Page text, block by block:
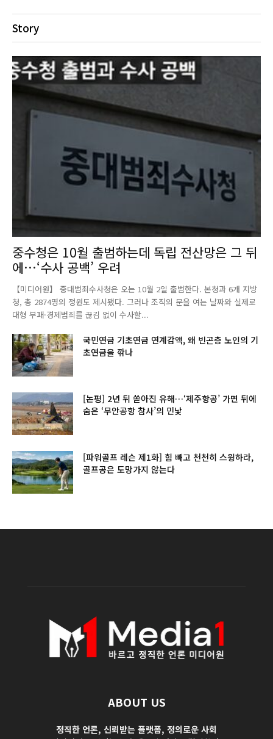
Story
중수청은 10월 출범하는데 독립 전산망은 그 뒤
에…‘수사 공백’ 우려
【미디어원】 중대범죄수사청은 오는 10월 2일 출범한다. 본청과 6개 지방
청, 총 2874명의 정원도 제시됐다. 그러나 조직의 문을 여는 날짜와 실제로
대형 부패·경제범죄를 끊김 없이 수사할...
국민연금 기초연금 연계감액, 왜 빈곤층 노인의 기
초연금을 깎나
[논평] 2년 뒤 쏟아진 유해…‘제주항공’ 가면 뒤에
숨은 ‘무안공항 참사’의 민낯
[파워골프 레슨 제1화] 힘 빼고 천천히 스윙하라,
골프공은 도망가지 않는다
ABOUT US
정직한 언론, 신뢰받는 플랫폼, 정의로운 사회